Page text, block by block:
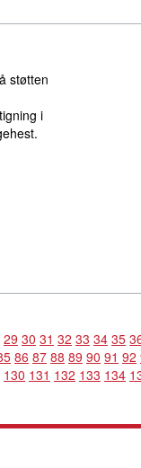
støtten
i
29 30 31 32 33 34 35
86 87 88 89 90 91 92
130 131 132 133 134